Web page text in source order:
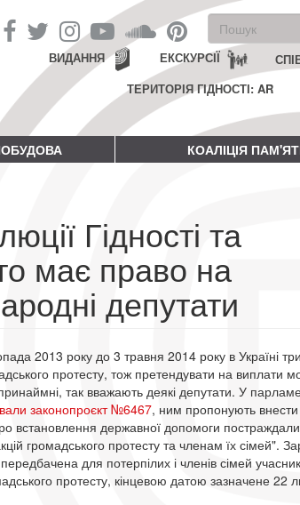
форма
Пошук
ЕКСКУРСІЇ
ВИДАННЯ
ТЕРИТОРІЯ ГІДНОСТІ: AR
КОАЛІЦІЯ
Гідності та
має право на
депутати
2013 року до 3 травня 2014 року в Україні
протесту, тож претендувати на виплати
так вважають деякі депутати. У
законопроєкт №6467, ним пропонують внести
встановлення державної допомоги
громадського протесту та членам їх сімей".
для потерпілих і членів сімей
протесту, кінцевою датою зазначене 22